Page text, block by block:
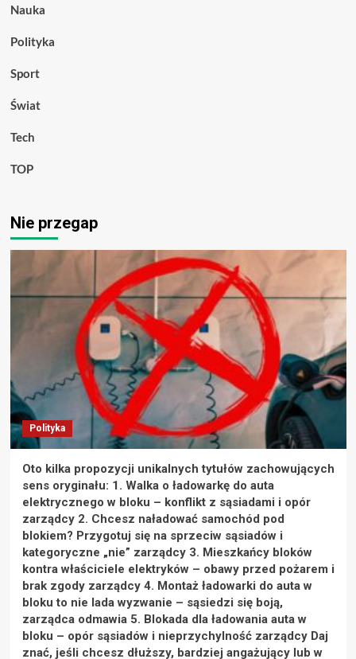
Nauka
Polityka
Sport
Świat
Tech
TOP
Nie przegap
Polityka
Oto kilka propozycji unikalnych tytułów zachowujących
sens oryginału: 1. Walka o ładowarkę do auta
elektrycznego w bloku – konflikt z sąsiadami i opór
zarządcy 2. Chcesz naładować samochód pod
blokiem? Przygotuj się na sprzeciw sąsiadów i
kategoryczne „nie” zarządcy 3. Mieszkańcy bloków
kontra właściciele elektryków – obawy przed pożarem i
brak zgody zarządcy 4. Montaż ładowarki do auta w
bloku to nie lada wyzwanie – sąsiedzi się boją,
zarządca odmawia 5. Blokada dla ładowania auta w
bloku – opór sąsiadów i nieprzychylność zarządcy Daj
znać, jeśli chcesz dłuższy, bardziej angażujący lub w